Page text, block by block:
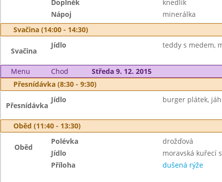
Doplněk
knedlík
Nápoj
minerálka
Svačina (14:00 - 14:30)
Svačina
Jídlo teddy s medem,
Menu Chod
Středa 9. 12. 2015
Přesnídávka (8:30 - 9:30)
Přesnídávka
Jídlo burger plátek,
Oběd (11:40 - 13:30)
Oběd
Polévka
drožďová
Jídlo
moravská kuřecí
Příloha
dušená rýže